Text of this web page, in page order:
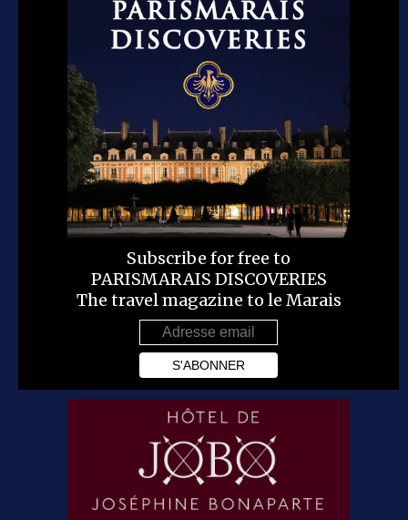
Subscribe for free to
PARISMARAIS DISCOVERIES
The travel magazine to le Marais